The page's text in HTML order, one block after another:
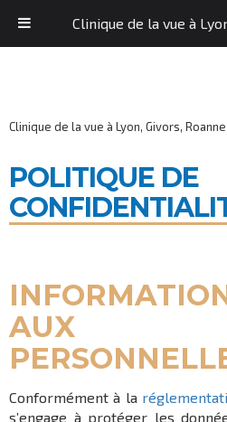
Clinique de la vue à Lyon, Givors, Roanne
POLITIQUE DE
AUX
Conformément à la
s’engage à protéger les
Clinique de la vue à